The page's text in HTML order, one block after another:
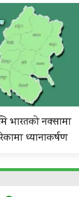
भारतको नक्सामा
ध्यानाकर्षण